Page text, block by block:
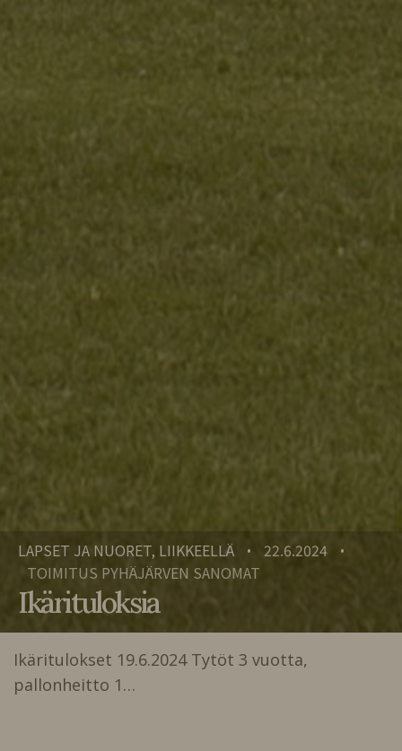
LAPSET JA NUORET, LIIKKEELLÄ • 22.6.2024 •
TOIMITUS PYHÄJÄRVEN SANOMAT
Ikärituloksia
Ikäritulokset 19.6.2024 Tytöt 3 vuotta,
pallonheitto 1…